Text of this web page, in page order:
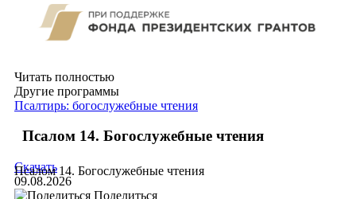
Читать полностью
Другие программы
Псалтирь: богослужебные чтения
Псалом 14. Богослужебные чтения
Псалом 14. Богослужебные чтения
Скачать
09.08.2026
Поделиться